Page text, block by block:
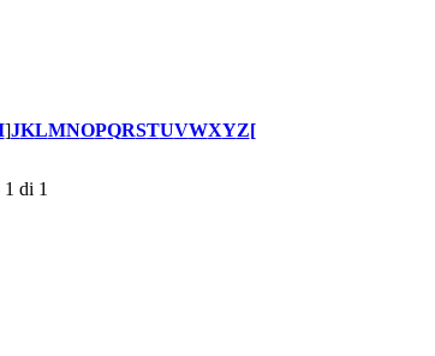
]JKLMNOPQRSTUVWXYZ[
di 1